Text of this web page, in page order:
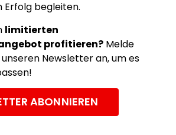
Erfolg begleiten.
limitierten
profitieren? Melde
Newsletter an, um es
ABONNIEREN